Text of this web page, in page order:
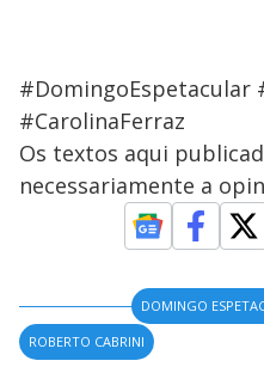
#DomingoEspetacular
#CarolinaFerraz
Os textos aqui
necessariamente a
DOMINGO
ROBERTO CABRINI